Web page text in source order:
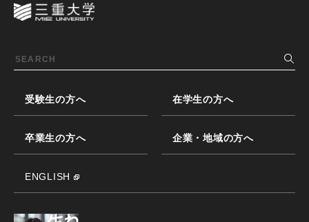
受験生の方へ 在学生の方へ
卒業生の方へ 企業・地域の方へ
ENGLISH